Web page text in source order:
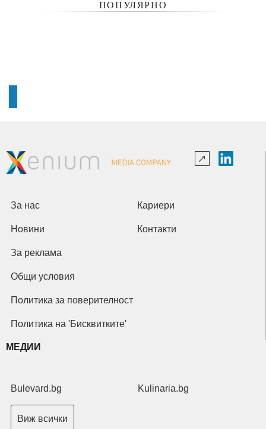
ПОПУЛЯРНО
За нас Кариери
Новини Контакти
За реклама
Общи условия
Политика за поверителност
Политика на 'Бисквитките'
МЕДИИ
Bulevard.bg Kulinaria.bg
Виж всички